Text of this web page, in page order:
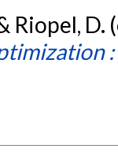
Riopel,